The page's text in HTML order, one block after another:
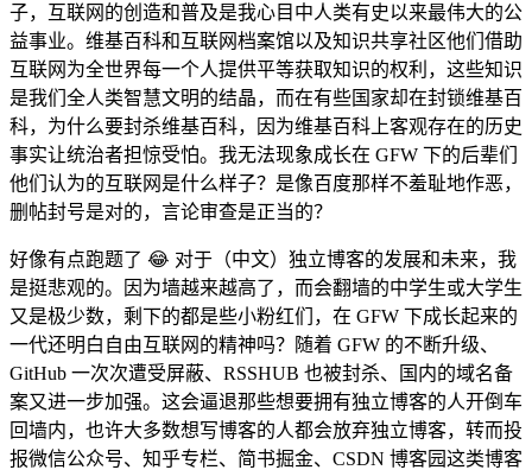
子，互联网的创造和普及是我心目中人类有史以来最伟大的公
益事业。维基百科和互联网档案馆以及知识共享社区他们借助
互联网为全世界每一个人提供平等获取知识的权利，这些知识
是我们全人类智慧文明的结晶，而在有些国家却在封锁维基百
科，为什么要封杀维基百科，因为维基百科上客观存在的历史
事实让统治者担惊受怕。我无法现象成长在 GFW 下的后辈们
他们认为的互联网是什么样子？是像百度那样不羞耻地作恶，
删帖封号是对的，言论审查是正当的？
好像有点跑题了 😂 对于（中文）独立博客的发展和未来，我
是挺悲观的。因为墙越来越高了，而会翻墙的中学生或大学生
又是极少数，剩下的都是些小粉红们，在 GFW 下成长起来的
一代还明白自由互联网的精神吗？随着 GFW 的不断升级、
GitHub 一次次遭受屏蔽、RSSHUB 也被封杀、国内的域名备
案又进一步加强。这会逼退那些想要拥有独立博客的人开倒车
回墙内，也许大多数想写博客的人都会放弃独立博客，转而投
报微信公众号、知乎专栏、简书掘金、CSDN 博客园这类博客